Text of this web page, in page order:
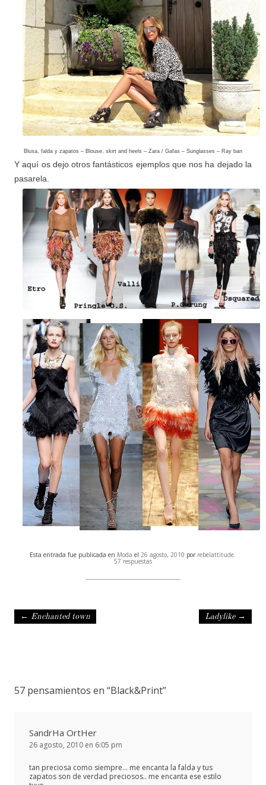
Blusa, falda y zapatos – Blouse, skirt and heels – Zara / Gafas – Sunglasses – Ray ban
Y aquí os dejo otros fantásticos ejemplos que nos ha dejado la
pasarela.
Esta entrada fue publicada en Moda el26 agosto, 2010 por rebelattitude.
57 respuestas
Navegación de entradas
← Enchanted town Ladylike →
57 pensamientos en “Black&Print”
SandrHa OrtHer
26 agosto, 2010 en 6:05 pm
tan preciosa como siempre… me encanta la falda y tus
zapatos son de verdad preciosos.. me encanta ese estilo